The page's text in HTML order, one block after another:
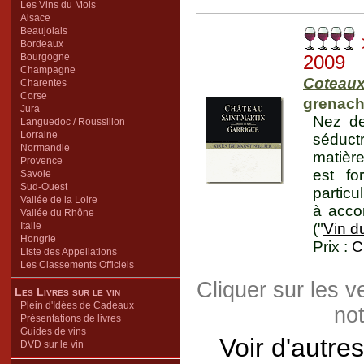
Les Vins du Mois
Alsace
Beaujolais
Bordeaux
Bourgogne
Champagne
Charentes
Corse
Jura
Languedoc / Roussillon
Lorraine
Normandie
Provence
Savoie
Sud-Ouest
Vallée de la Loire
Vallée du Rhône
Italie
Hongrie
Liste des Appellations
Les Classements Officiels
Les Livres sur le vin
Plein d'Idées de Cadeaux
Présentations de livres
Guides de vins
DVD sur le vin
2009
Nez
est
à
("Vin
Prix : C
Cliquer sur les
Voir